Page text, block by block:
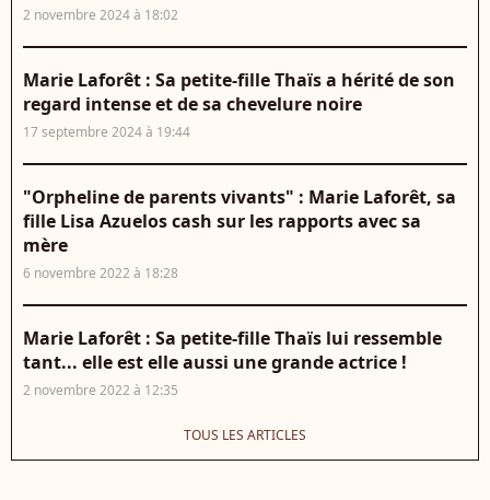
2 novembre 2024 à 18:02
Marie Laforêt : Sa petite-fille Thaïs a hérité de son
regard intense et de sa chevelure noire
17 septembre 2024 à 19:44
"Orpheline de parents vivants" : Marie Laforêt, sa
fille Lisa Azuelos cash sur les rapports avec sa
mère
6 novembre 2022 à 18:28
Marie Laforêt : Sa petite-fille Thaïs lui ressemble
tant... elle est elle aussi une grande actrice !
2 novembre 2022 à 12:35
TOUS LES ARTICLES